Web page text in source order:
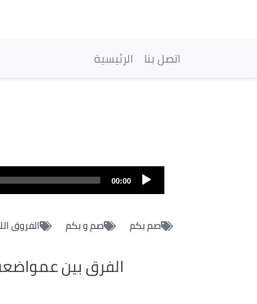
Main navigation
الرئيسية اتصل بنا
Audio
00:00
صم بكم صم و بكم الفروق
الفرق بين